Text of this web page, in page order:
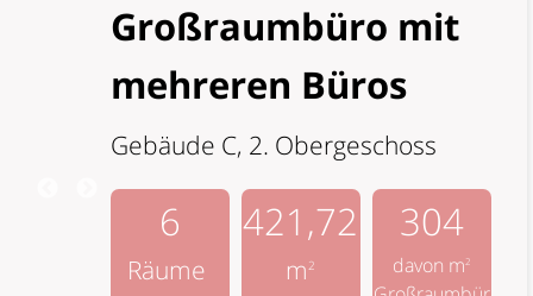
Großraumbüro mit
mehreren Büros
Gebäude C, 2. Obergeschoss
6
Räume
421,72
m2
304
davon m2